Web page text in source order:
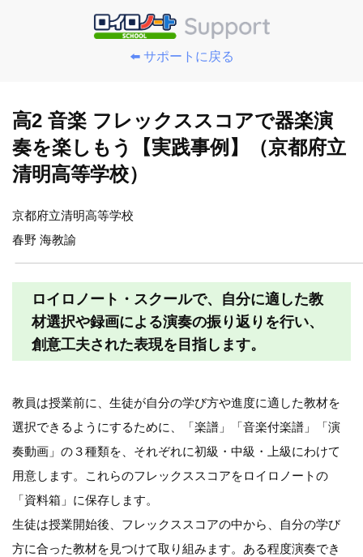
⬅️ サポートに戻る
高2 音楽 フレックススコアで器楽演
奏を楽しもう【実践事例】（京都府立
清明高等学校）
京都府立清明高等学校
春野 海教諭
ロイロノート・スクールで、自分に適した教
材選択や録画による演奏の振り返りを行い、
創意工夫された表現を目指します。
教員は授業前に、生徒が自分の学び方や進度に適した教材を
選択できるようにするために、「楽譜」「音楽付楽譜」「演
奏動画」の３種類を、それぞれに初級・中級・上級にわけて
用意します。これらのフレックススコアをロイロノートの
「資料箱」に保存します。
生徒は授業開始後、フレックススコアの中から、自分の学び
方に合った教材を見つけて取り組みます。ある程度演奏でき